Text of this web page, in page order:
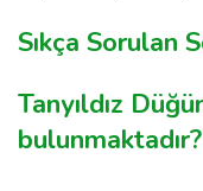
Sıkça Sorulan
Tanyıldız
bulunmaktadır?